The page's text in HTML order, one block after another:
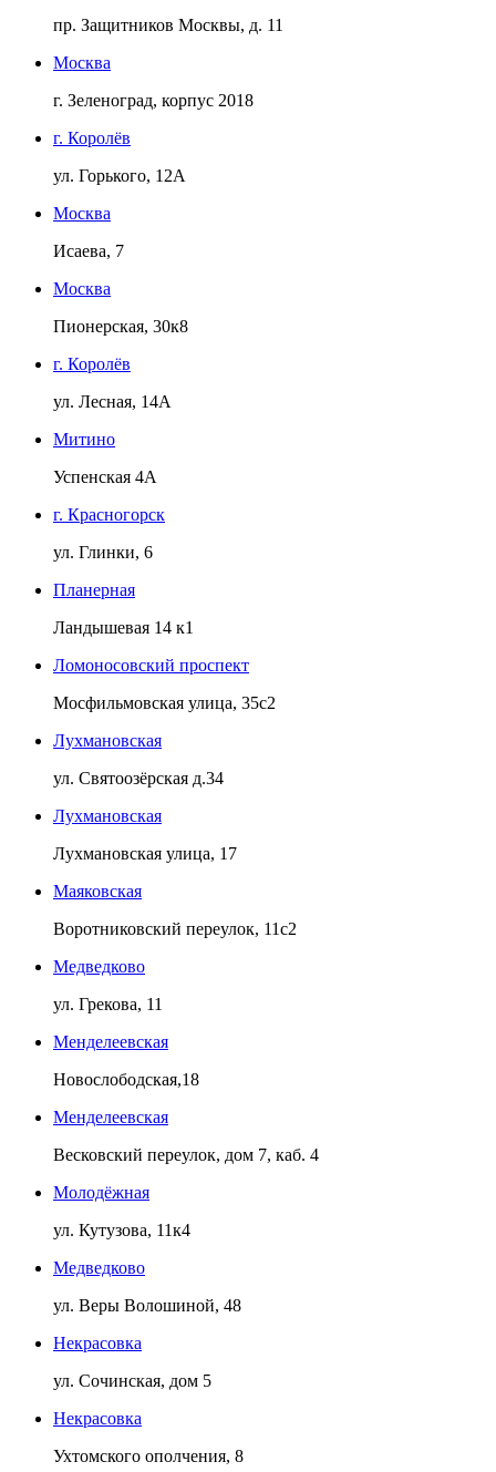
пр. Защитников Москвы, д. 11
Москва
г. Зеленоград, корпус 2018
г. Королёв
ул. Горького, 12А
Москва
Исаева, 7
Москва
Пионерская, 30к8
г. Королёв
ул. Лесная, 14А
Митино
Успенская 4А
г. Красногорск
ул. Глинки, 6
Планерная
Ландышевая 14 к1
Ломоносовский проспект
Мосфильмовская улица, 35с2
Лухмановская
ул. Святоозёрская д.34
Лухмановская
Лухмановская улица, 17
Маяковская
Воротниковский переулок, 11с2
Медведково
ул. Грекова, 11
Менделеевская
Новослободская,18
Менделеевская
Весковский переулок, дом 7, каб. 4
Молодёжная
ул. Кутузова, 11к4
Медведково
ул. Веры Волошиной, 48
Некрасовка
ул. Сочинская, дом 5
Некрасовка
Ухтомского ополчения, 8